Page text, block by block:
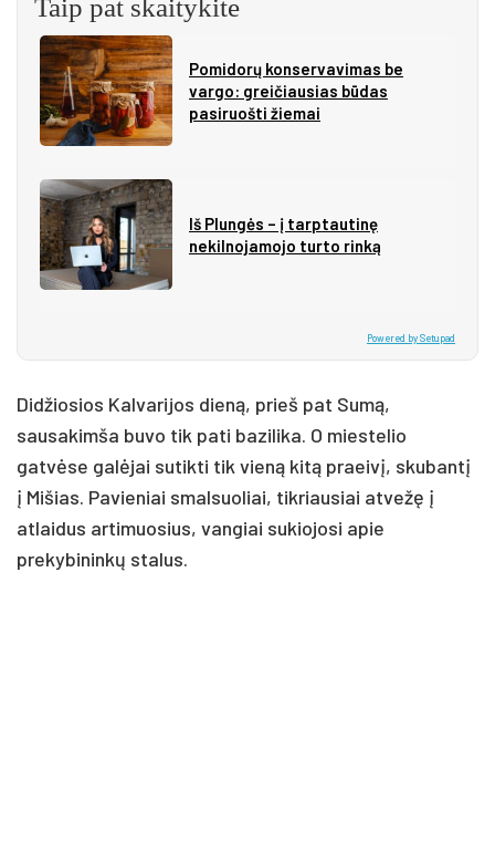
Taip pat skaitykite
Pomidorų konservavimas be
vargo: greičiausias būdas
pasiruošti žiemai
Iš Plungės – į tarptautinę
nekilnojamojo turto rinką
Powered by Setupad
Didžiosios Kalvarijos dieną, prieš pat Sumą,
sausakimša buvo tik pati bazilika. O miestelio
gatvėse galėjai sutikti tik vieną kitą praeivį, skubantį
į Mišias. Pavieniai smalsuoliai, tikriausiai atvežę į
atlaidus artimuosius, vangiai sukiojosi apie
prekybininkų stalus.